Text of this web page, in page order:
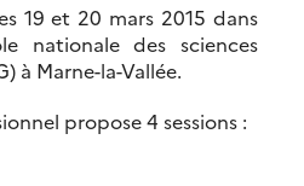
19 et 20 mars 2015 dans
nationale des sciences
à Marne-la-Vallée.
propose 4 sessions :